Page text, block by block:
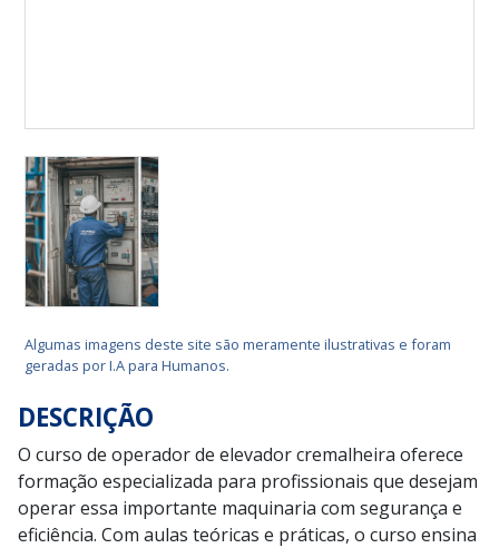
Algumas imagens deste site são meramente ilustrativas e foram
geradas por I.A para Humanos.
DESCRIÇÃO
O curso de operador de elevador cremalheira oferece
formação especializada para profissionais que desejam
operar essa importante maquinaria com segurança e
eficiência. Com aulas teóricas e práticas, o curso ensina